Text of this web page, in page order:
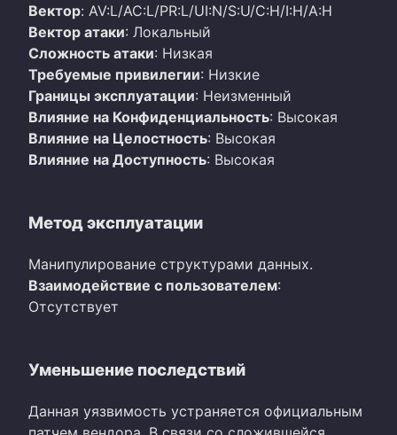
Вектор: AV:L/AC:L/PR:L/UI:N/S:U/C:H/I:H/A:H
Вектор атаки: Локальный
Сложность атаки: Низкая
Требуемые привилегии: Низкие
Границы эксплуатации: Неизменный
Влияние на Конфиденциальность: Высокая
Влияние на Целостность: Высокая
Влияние на Доступность: Высокая
Метод эксплуатации
Манипулирование структурами данных.
Взаимодействие с пользователем:
Отсутствует
Уменьшение последствий
Данная уязвимость устраняется официальным